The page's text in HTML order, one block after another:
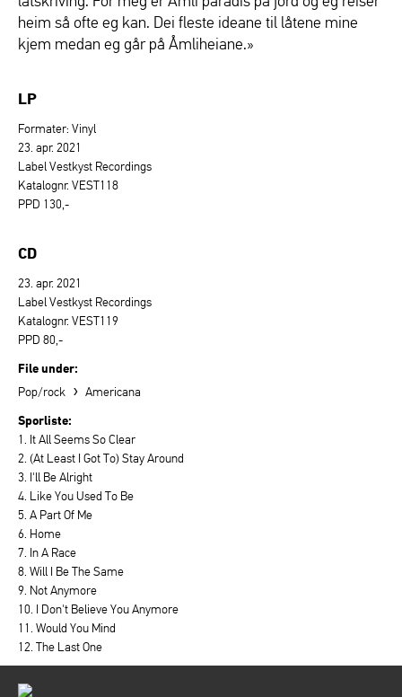
heim så ofte eg kan. Dei fleste ideane til låtene mine
kjem medan eg går på Åmliheiane.»
LP
Formater: Vinyl
23. apr. 2021
Label Vestkyst Recordings
Katalognr. VEST118
PPD 130,-
CD
23. apr. 2021
Label Vestkyst Recordings
Katalognr. VEST119
PPD 80,-
File under:
Pop/rock › Americana
Sporliste:
1. It All Seems So Clear
2. (At Least I Got To) Stay Around
3. I'll Be Alright
4. Like You Used To Be
5. A Part Of Me
6. Home
7. In A Race
8. Will I Be The Same
9. Not Anymore
10. I Don't Believe You Anymore
11. Would You Mind
12. The Last One